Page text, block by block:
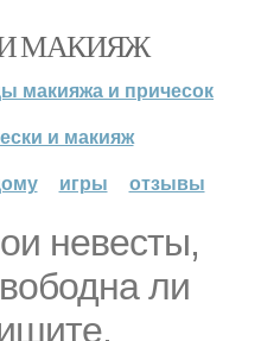
МАКИЯЖ
макияжа и причесок
и макияж
игры отзывы
невесты,
ли